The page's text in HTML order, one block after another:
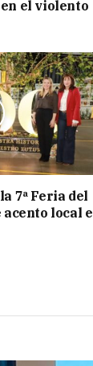
el violento
7ª Feria del
local e